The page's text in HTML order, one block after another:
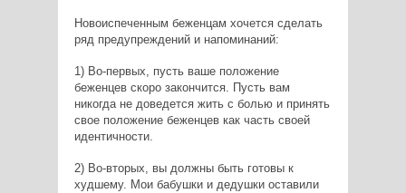
Новоиспеченным беженцам хочется сделать
ряд предупреждений и напоминаний:
1) Во-первых, пусть ваше положение
беженцев скоро закончится. Пусть вам
никогда не доведется жить с болью и принять
свое положение беженцев как часть своей
идентичности.
2) Во-вторых, вы должны быть готовы к
худшему. Мои бабушки и дедушки оставили